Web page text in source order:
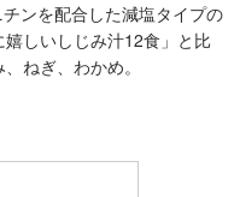
ンを配合した減塩タイプの
しいしじみ汁12食」と比
ねぎ、わかめ。